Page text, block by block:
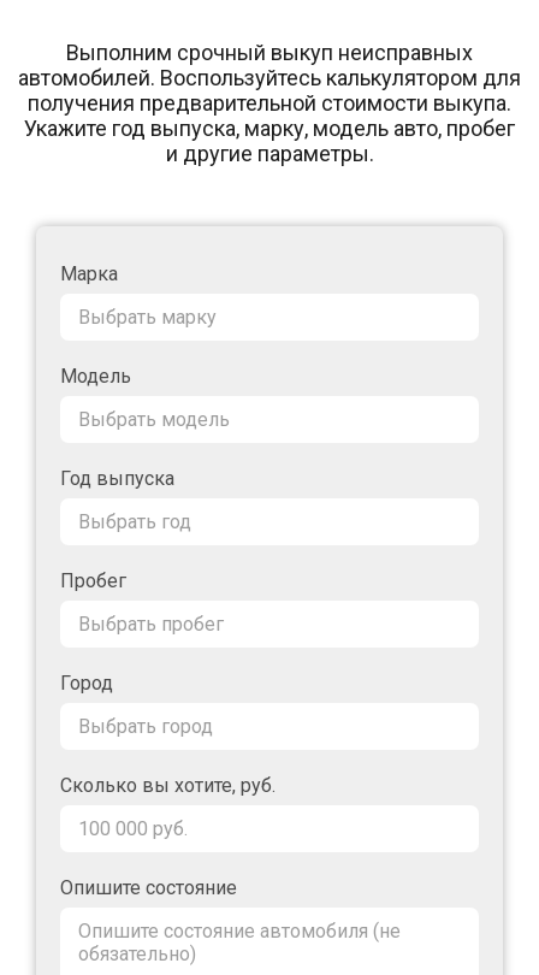
Выполним срочный выкуп неисправных
автомобилей. Воспользуйтесь калькулятором для
получения предварительной стоимости выкупа.
Укажите год выпуска, марку, модель авто, пробег
и другие параметры.
Марка
Модель
Год выпуска
Пробег
Город
Сколько вы хотите, руб.
Опишите состояние